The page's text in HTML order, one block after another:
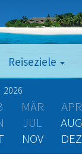
Reiseziele
2026
MÄR
APR
JUL
AUG
NOV DEZ